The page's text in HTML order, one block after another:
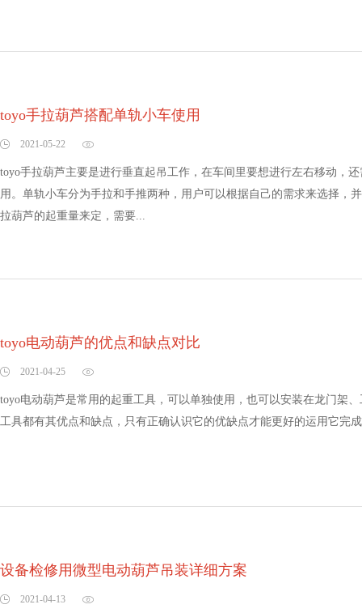
toyo手拉葫芦搭配单轨小车使用
2021-05-22
toyo手拉葫芦主要是进行垂直起吊工作，在车间里要想进行左右移动，
用。单轨小车分为手拉和手推两种，用户可以根据自己的需求来选择，
拉葫芦的起重量来定，需要...
toyo电动葫芦的优点和缺点对比
2021-04-25
toyo电动葫芦是常用的起重工具，可以单独使用，也可以安装在龙门架
工具都有其优点和缺点，只有正确认识它的优缺点才能更好的运用它完
设备检修用微型电动葫芦吊装详细方案
2021-04-13